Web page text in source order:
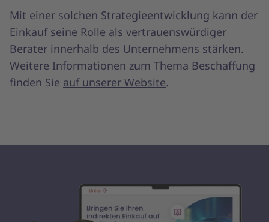
Mit einer solchen Strategieentwicklung kann der
Einkauf seine Rolle als vertrauenswürdiger
Berater innerhalb des Unternehmens stärken.
Weitere Informationen zum Thema Beschaffung
finden Sie auf unserer Website.